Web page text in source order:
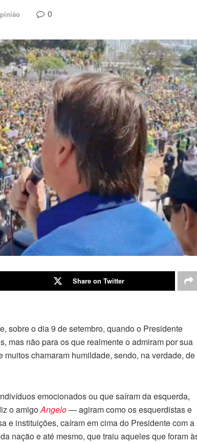
0
Share on Twitter
sobre o dia 9 de setembro, quando o Presidente
mas não para os que realmente o admiram por sua
muitos chamaram humildade, sendo, na verdade, de
emocionados ou que saíram da esquerda,
o amigoAngelo— agiram como os esquerdistas e
e instituições, caíram em cima do Presidente com a
nação e até mesmo, que traiu aqueles que foram